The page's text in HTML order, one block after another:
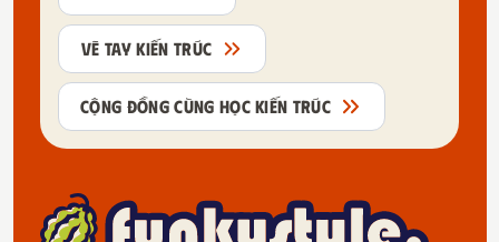
VẼ TAY KIẾN TRÚC
CỘNG ĐỒNG CÙNG HỌC KIẾN TRÚC